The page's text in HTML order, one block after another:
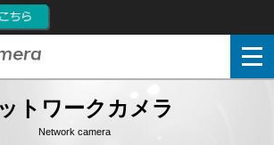
トワークカメラ
Network camera